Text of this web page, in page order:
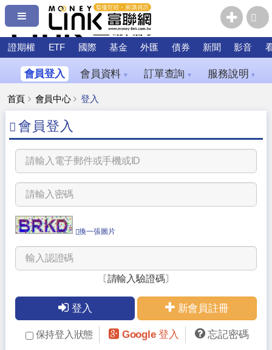
證期權 ETF 國際 基金 外匯 債券 新聞 影音
會員登入 會員資料 ▼ 訂單查詢 ▼ 服務說明 ▼
首頁 會員中心 登入
會員登入
換一張圖片
〔請輸入驗證碼〕
登入 新會員註冊
保持登入狀態 Google 登入 忘記密碼